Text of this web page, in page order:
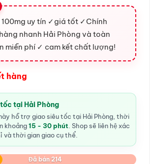
100mg uy tín ✓giá tốt ✓Chính
nhanh Hải Phòng và toàn
miễn phí ✓ cam kết chất lượng!
hàng
tại Hải Phòng
hỗ trợ giao siêu tốc tại Hải Phòng, thời
khoảng15 - 30 phút . Shop sẽ liên hệ xác
và thời gian giao cụ thể.
Đã bán 214